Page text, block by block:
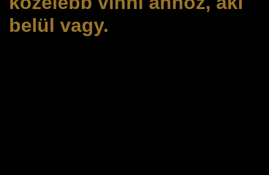
belül vagy.